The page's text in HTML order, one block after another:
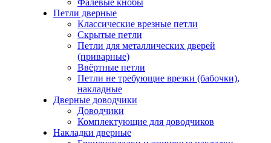
Фалевые кнобы
Петли дверные
Классические врезные петли
Скрытые петли
Петли для металлических дверей
(приварные)
Ввёртные петли
Петли не требующие врезки (бабочки),
накладные
Дверные доводчики
Доводчики
Комплектующие для доводчиков
Накладки дверные